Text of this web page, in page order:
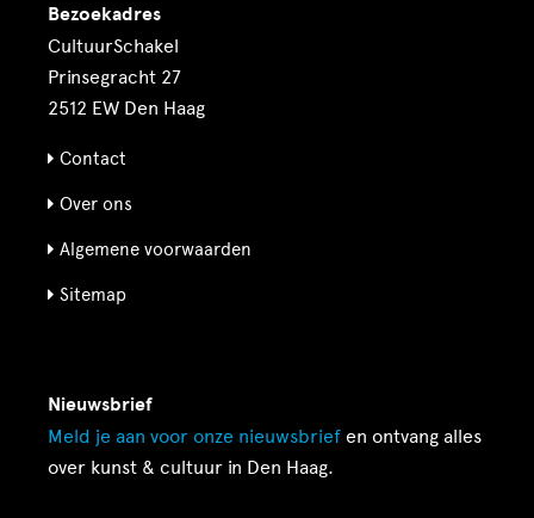
Bezoekadres
CultuurSchakel
Prinsegracht 27
2512 EW Den Haag
Contact
Over ons
Algemene voorwaarden
Sitemap
Nieuwsbrief
Meld je aan voor onze nieuwsbrief en ontvang alles
over kunst & cultuur in Den Haag.